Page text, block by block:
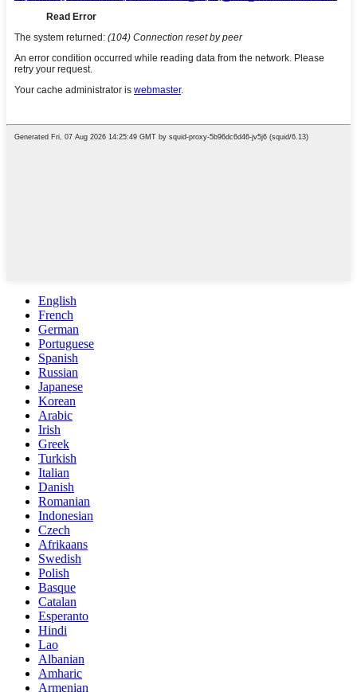
English
French
German
Portuguese
Spanish
Russian
Japanese
Korean
Arabic
Irish
Greek
Turkish
Italian
Danish
Romanian
Indonesian
Czech
Afrikaans
Swedish
Polish
Basque
Catalan
Esperanto
Hindi
Lao
Albanian
Amharic
Armenian